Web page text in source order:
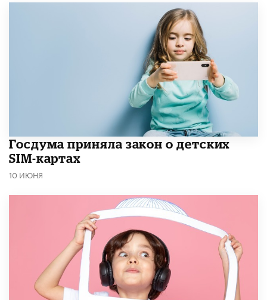
Госдума приняла закон о детских
SIM-картах
10 ИЮНЯ